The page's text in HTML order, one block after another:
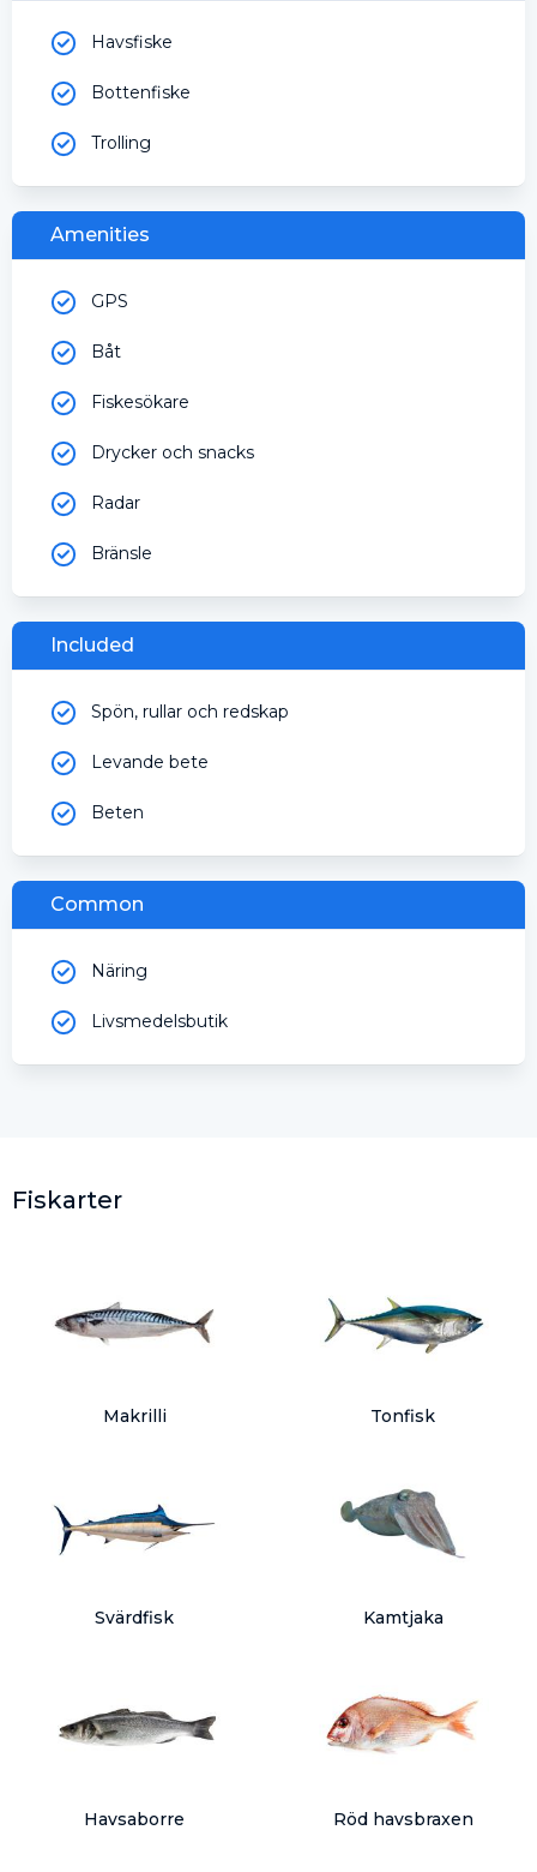
Havsfiske
Bottenfiske
Trolling
Amenities
GPS
Båt
Fiskesökare
Drycker och snacks
Radar
Bränsle
Included
Spön, rullar och redskap
Levande bete
Beten
Common
Näring
Livsmedelsbutik
Fiskarter
Makrilli Tonfisk
Svärdfisk Kamtjaka
Havsaborre Röd havsbraxen